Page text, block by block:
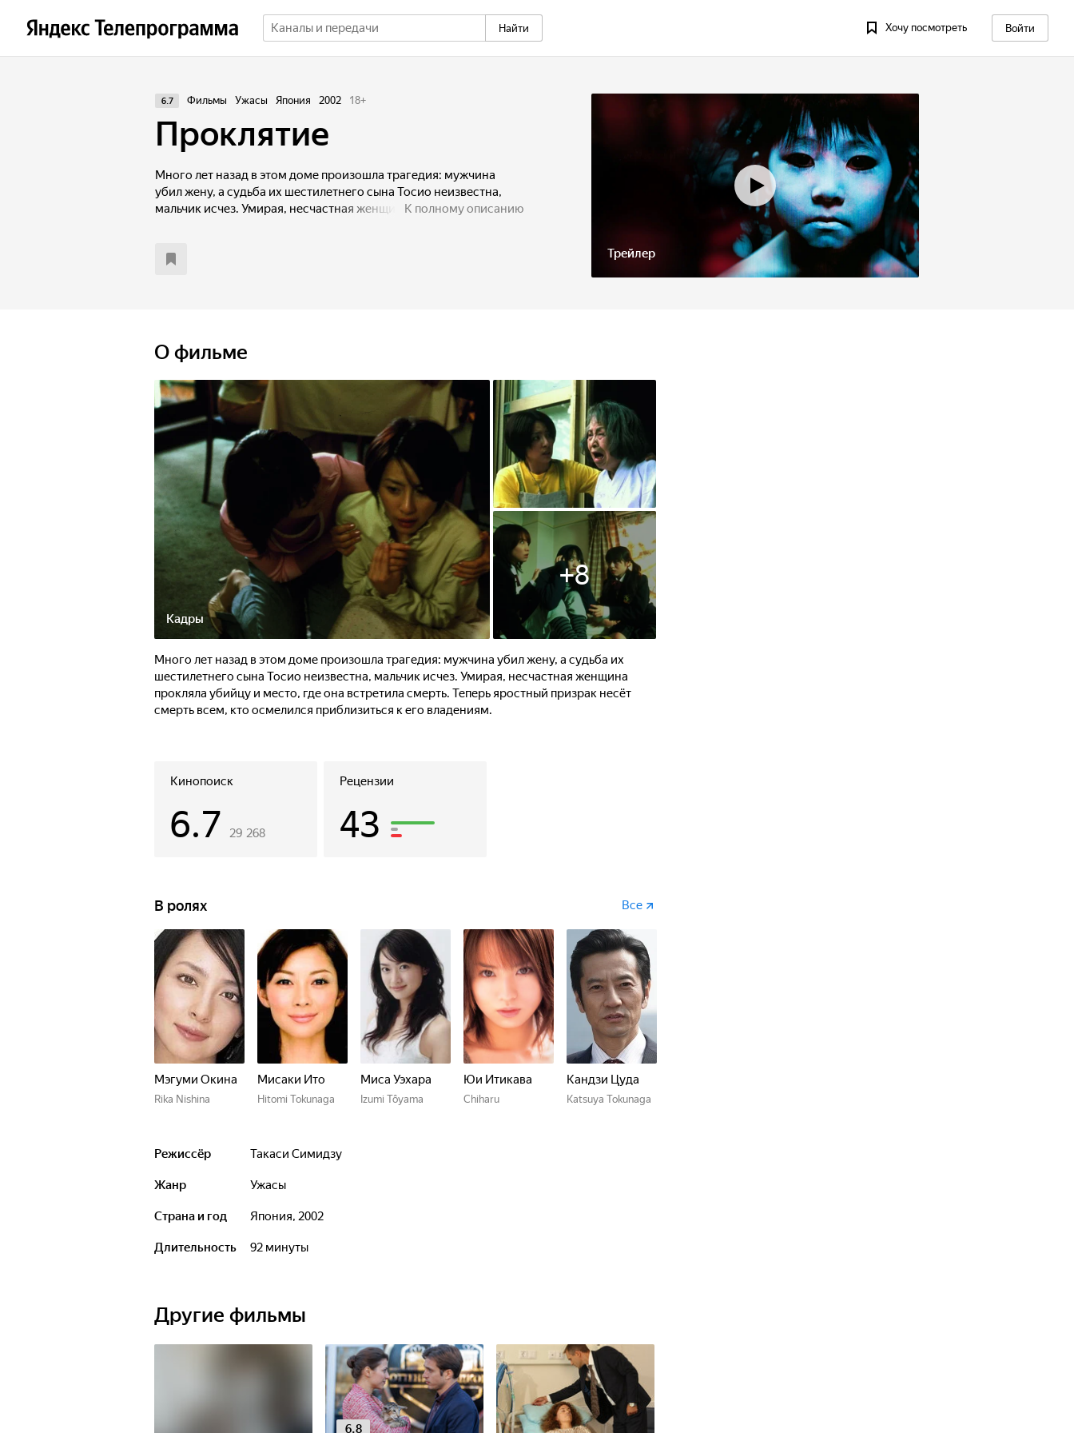
Найти Хочу посмотреть Войти
Трейлер
6.7 Фильмы Ужасы Япония 2002 18+
Проклятие
Много лет назад в этом доме произошла трагедия: мужчина
убил жену, а судьба их шестилетнего сына Тосио неизвестна,
мальчик исчез. Умирая, несчастная женщина прокляла убийцу и
К полному описанию
О фильме
Кадры
+8
Много лет назад в этом доме произошла трагедия: мужчина убил жену, а судьба их
шестилетнего сына Тосио неизвестна, мальчик исчез. Умирая, несчастная женщина
прокляла убийцу и место, где она встретила смерть. Теперь яростный призрак несёт
смерть всем, кто осмелился приблизиться к его владениям.
Кинопоиск
6.7 29 268
Рецензии
43
В ролях Все
Мэгуми Окина
Rika Nishina
Мисаки Ито
Hitomi Tokunaga
Миса Уэхара
Izumi Tôyama
Юи Итикава
Chiharu
Кандзи Цуда
Katsuya Tokunaga
Режиссёр Такаси Симидзу
Жанр ужасы
Страна и год Япония, 2002
Длительность 92 минуты
Другие фильмы
6.8